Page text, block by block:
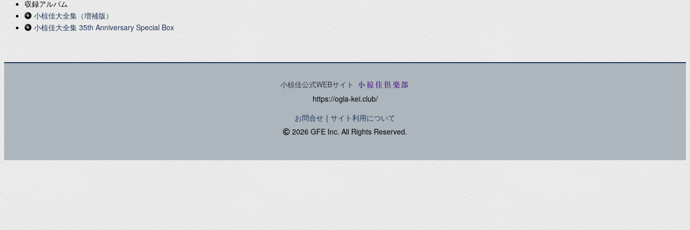
収録アルバム
小椋佳大全集（増補版）
小椋佳大全集 35th Anniversary Special Box
小椋佳公式WEBサイト 小椋佳倶楽部
https://ogla-kei.club/
お問合せ ｜ サイト利用について
2026 GFE Inc. All Rights Reserved.